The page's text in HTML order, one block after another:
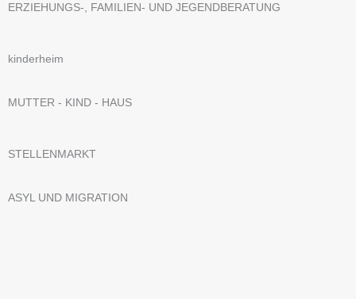
ERZIEHUNGS-, FAMILIEN- UND JEGENDBERATUNG
kinderheim
MUTTER - KIND - HAUS
STELLENMARKT
ASYL UND MIGRATION